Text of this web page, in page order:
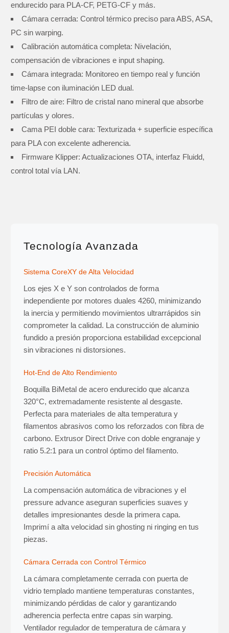
endurecido para PLA-CF, PETG-CF y más.
Cámara cerrada: Control térmico preciso para ABS, ASA,
PC sin warping.
Calibración automática completa: Nivelación,
compensación de vibraciones e input shaping.
Cámara integrada: Monitoreo en tiempo real y función
time-lapse con iluminación LED dual.
Filtro de aire: Filtro de cristal nano mineral que absorbe
partículas y olores.
Cama PEI doble cara: Texturizada + superficie específica
para PLA con excelente adherencia.
Firmware Klipper: Actualizaciones OTA, interfaz Fluidd,
control total vía LAN.
Tecnología Avanzada
Sistema CoreXY de Alta Velocidad
Los ejes X e Y son controlados de forma
independiente por motores duales 4260, minimizando
la inercia y permitiendo movimientos ultrarrápidos sin
comprometer la calidad. La construcción de aluminio
fundido a presión proporciona estabilidad excepcional
sin vibraciones ni distorsiones.
Hot-End de Alto Rendimiento
Boquilla BiMetal de acero endurecido que alcanza
320°C, extremadamente resistente al desgaste.
Perfecta para materiales de alta temperatura y
filamentos abrasivos como los reforzados con fibra de
carbono. Extrusor Direct Drive con doble engranaje y
ratio 5.2:1 para un control óptimo del filamento.
Precisión Automática
La compensación automática de vibraciones y el
pressure advance aseguran superficies suaves y
detalles impresionantes desde la primera capa.
Imprimí a alta velocidad sin ghosting ni ringing en tus
piezas.
Cámara Cerrada con Control Térmico
La cámara completamente cerrada con puerta de
vidrio templado mantiene temperaturas constantes,
minimizando pérdidas de calor y garantizando
adherencia perfecta entre capas sin warping.
Ventilador regulador de temperatura de cámara y